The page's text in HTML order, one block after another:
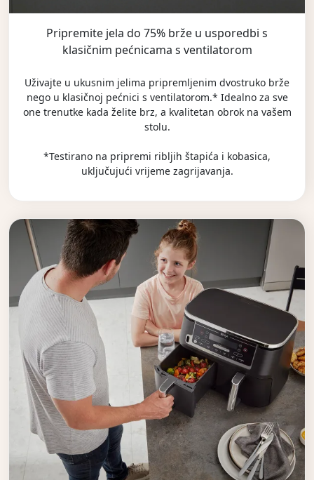
Pripremite jela do 75% brže u usporedbi s
klasičnim pećnicama s ventilatorom
Uživajte u ukusnim jelima pripremljenim dvostruko brže
nego u klasičnoj pećnici s ventilatorom.* Idealno za sve
one trenutke kada želite brz, a kvalitetan obrok na vašem
stolu.
*Testirano na pripremi ribljih štapića i kobasica,
uključujući vrijeme zagrijavanja.